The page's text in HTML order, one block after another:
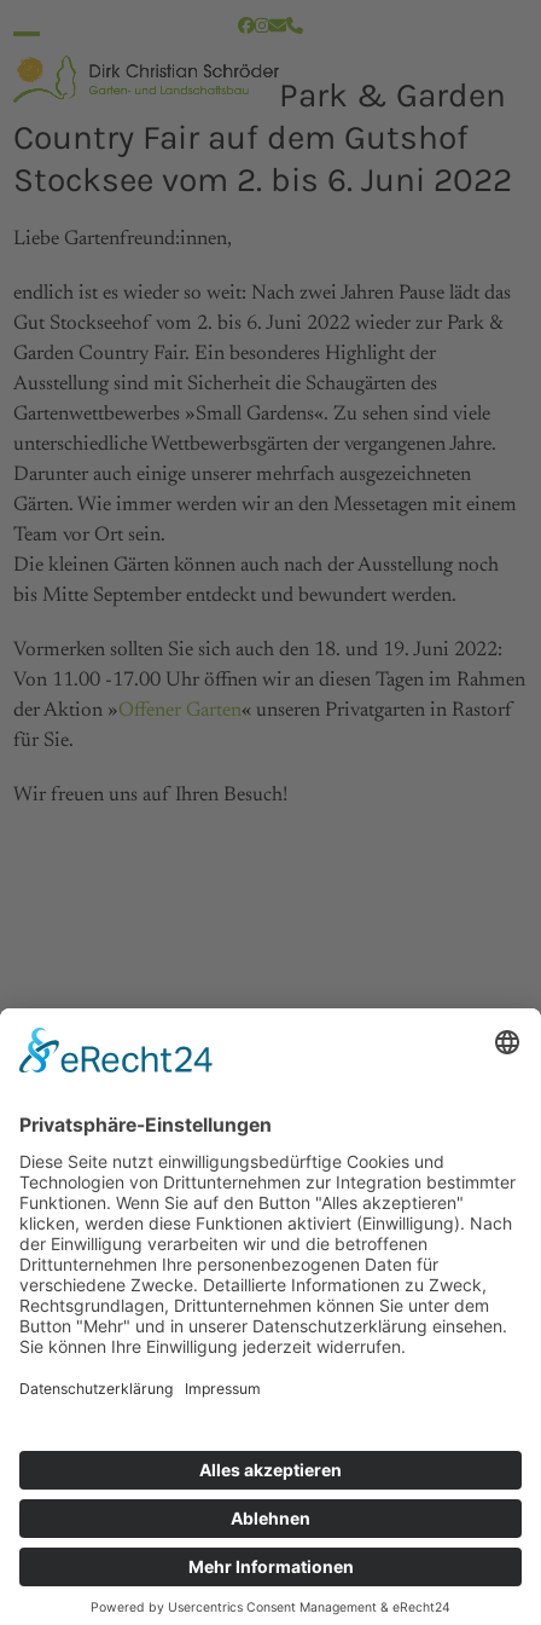
to
content
Facebook
Instagram
E-Telefon
Open
mobile
menu
Close
mobile
menu
Park & Garden
Country Fair auf dem Gutshof
Stocksee vom 2. bis 6. Juni 2022
Liebe Gartenfreund:innen,
endlich ist es wieder so weit: Nach zwei Jahren Pause lädt das
Gut Stockseehof vom 2. bis 6. Juni 2022 wieder zur Park &
Garden Country Fair. Ein besonderes Highlight der
Ausstellung sind mit Sicherheit die Schaugärten des
Gartenwettbewerbes »Small Gardens«. Zu sehen sind viele
unterschiedliche Wettbewerbsgärten der vergangenen Jahre.
Darunter auch einige unserer mehrfach ausgezeichneten
Gärten. Wie immer werden wir an den Messetagen mit einem
Team vor Ort sein.
Die kleinen Gärten können auch nach der Ausstellung noch
bis Mitte September entdeckt und bewundert werden.
Vormerken sollten Sie sich auch den 18. und 19. Juni 2022:
Von 11.00 -17.00 Uhr öffnen wir an diesen Tagen im Rahmen
der Aktion »Offener Garten« unseren Privatgarten in Rastorf
für Sie.
Wir freuen uns auf Ihren Besuch!
Zurück zur Übersicht
DÜSTERNBROOK 8, 24211 RASTORF, TELEFON: 04384-1652
IMPRESSUM DATENSCHUTZ